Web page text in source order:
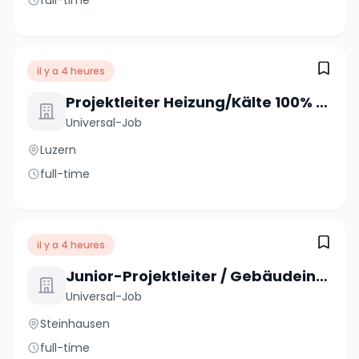
il y a 4 heures
Projektleiter Heizung/Kälte 100% (m/w/d)
Universal-Job
Luzern
full-time
il y a 4 heures
Junior-Projektleiter / Gebäudeinformatiker 80 - 100% (m/w/d)
Universal-Job
Steinhausen
full-time